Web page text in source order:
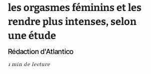
les orgasmes féminins et les
rendre plus intenses, selon
une étude
Rédaction d'Atlantico
1 min de lecture